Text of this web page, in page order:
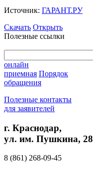
Источник: ГАРАНТ.РУ
Скачать Открыть
Полезные ссылки
онлайн
приемная Порядок
обращения
Полезные контакты
для заявителей
г. Краснодар,
ул. им. Пушкина, 28
8 (861) 268-09-45